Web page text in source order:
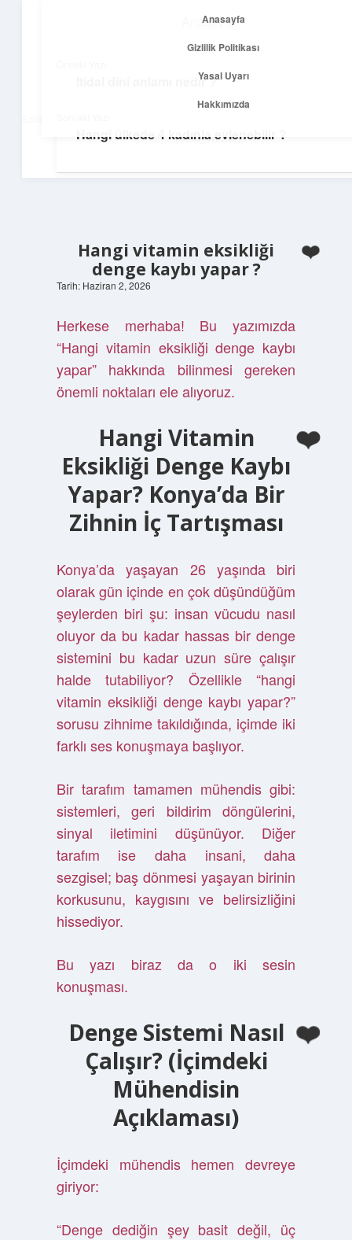
Anasayfa
Yasal Uyarı
Hakkımızda
Net Fikirler Dünyası
Hangi vitamin eksikliği
denge kaybı yapar ?
Tarih: Haziran 2, 2026
Herkese merhaba! Bu yazımızda
“Hangi vitamin eksikliği denge kaybı
yapar” hakkında bilinmesi gereken
önemli noktaları ele alıyoruz.
Hangi Vitamin
Eksikliği Denge Kaybı
Yapar? Konya’da Bir
Zihnin İç Tartışması
Konya’da yaşayan 26 yaşında biri
olarak gün içinde en çok düşündüğüm
şeylerden biri şu: insan vücudu nasıl
oluyor da bu kadar hassas bir denge
sistemini bu kadar uzun süre çalışır
halde tutabiliyor? Özellikle “hangi
vitamin eksikliği denge kaybı yapar?”
sorusu zihnime takıldığında, içimde iki
farklı ses konuşmaya başlıyor.
Bir tarafım tamamen mühendis gibi:
sistemleri, geri bildirim döngülerini,
sinyal iletimini düşünüyor. Diğer
tarafım ise daha insani, daha
sezgisel; baş dönmesi yaşayan birinin
korkusunu, kaygısını ve belirsizliğini
hissediyor.
Bu yazı biraz da o iki sesin
konuşması.
Denge Sistemi Nasıl
Çalışır? (İçimdeki
Mühendisin
Açıklaması)
İçimdeki mühendis hemen devreye
giriyor:
“Denge dediğin şey basit değil, üç
Itidal dini anlamı nedir ?
Hangi ülkede 4 kadınla evlenebilir ?
Anasayfa
Gizlilik Politikası
Yasal Uyarı
Hakkımızda